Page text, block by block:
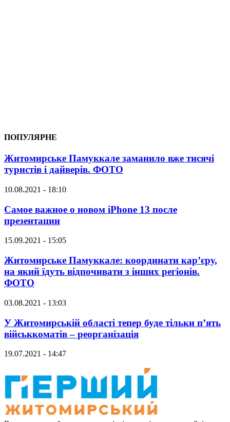
ПОПУЛЯРНЕ
Житомирське Памуккале заманило вже тисячі
туристів і дайверів. ФОТО
10.08.2021 - 18:10
Самое важное о новом iPhone 13 после
презентации
15.09.2021 - 15:05
Житомирське Памуккале: координати кар’єру,
на який їдуть відпочивати з інших регіонів.
ФОТО
03.08.2021 - 13:03
У Житомирській області тепер буде тільки п’ять
військкоматів – реорганізація
19.07.2021 - 14:47